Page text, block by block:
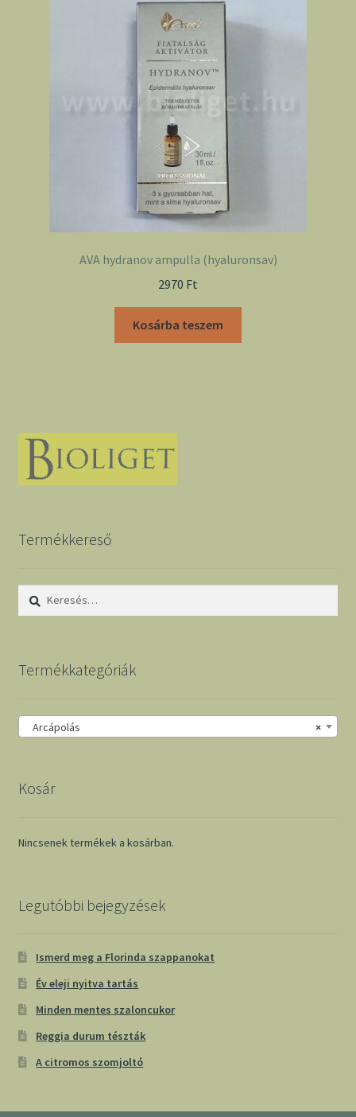
AVA hydranov ampulla (hyaluronsav)
2970 Ft
Kosárba teszem
Termékkereső
Keresés:
Termékkategóriák
×
Arcápolás
Kosár
Nincsenek termékek a kosárban.
Legutóbbi bejegyzések
Ismerd meg a Florinda szappanokat
Év eleji nyitva tartás
Minden mentes szaloncukor
Reggia durum tészták
A citromos szomjoltó